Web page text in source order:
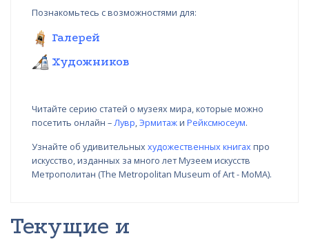
Познакомьтесь с возможностями для:
Галерей
Художников
Читайте серию статей о музеях мира, которые можно
посетить онлайн –Лувр,Эрмитажи Рейксмюсеум.
Узнайте об удивительных художественных книгах про
искусство, изданных за много лет Музеем искусств
Метрополитан (The Metropolitan Museum of Art - MoMA).
Текущие и